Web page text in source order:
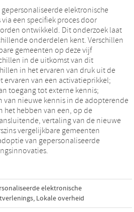
elektronische
een specifiek proces door
ontwikkeld. Dit onderzoek laat
onderdelen kent. Verschillen
gemeenten op deze vijf
in de uitkomst van dit
in het ervaren van druk uit de
ervaren van een activatieprikkel;
toegang tot externe kennis;
van nieuwe kennis in de adopterende
het hebben van een, op de
vertaling van de nieuwe
vergelijkbare gemeenten
van gepersonaliseerde
elektronische
, Lokale overheid